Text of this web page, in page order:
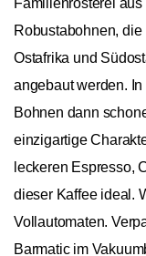
Robustabohnen,
Ostafrika und
angebaut werden.
Bohnen dann
einzigartige
leckeren Espresso,
dieser Kaffee ideal.
Vollautomaten.
Barmatic im